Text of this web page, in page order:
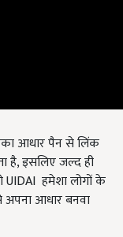
आधार पैन से लिंक
है, इसलिए जल्द ही
UIDAI हमेशा लोगों के
आधार बनवा